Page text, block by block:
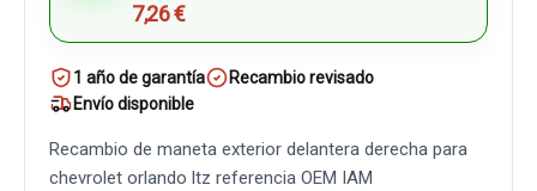
7,26 €
1 año de garantía
Recambio revisado
Envío disponible
Recambio de maneta exterior delantera derecha para
chevrolet orlando ltz referencia OEM IAM